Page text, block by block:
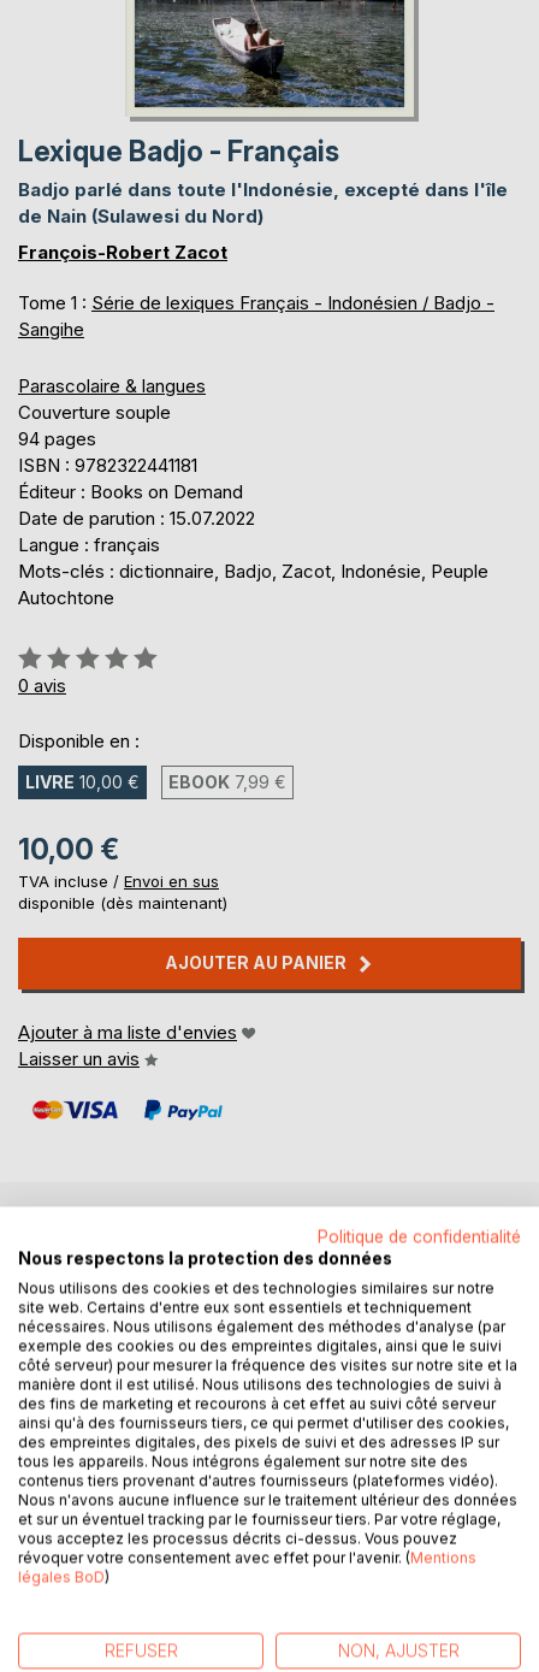
Lexique Badjo - Français
Badjo parlé dans toute l'Indonésie, excepté dans l'île
de Nain (Sulawesi du Nord)
François-Robert Zacot
Tome 1 : Série de lexiques Français - Indonésien / Badjo -
Sangihe
Parascolaire & langues
Couverture souple
94 pages
ISBN : 9782322441181
Éditeur : Books on Demand
Date de parution : 15.07.2022
Langue : français
Mots-clés : dictionnaire, Badjo, Zacot, Indonésie, Peuple
Autochtone
Évaluation:
0%
0 avis
Disponible en :
LIVRE 10,00 € EBOOK 7,99 €
10,00 €
TVA incluse / Envoi en sus
disponible (dès maintenant)
AJOUTER AU PANIER
Ajouter à ma liste d'envies
Laisser un avis
D'où vient ce peuple, nomade de la mer : les Badjos /
Sama ?
Mystérieux et inconnu, il vit sur toutes les mers d'Asie du
Sud-Est (en Indonésie, Philippines, Malaisie). On ne connaît
ni son histoire, ni son origine. L'aspect le plus fascinant est
le mode de vie originel des Badjos : la vie dans la pirogue,
bien que la plupart des Badjos vit dans des villages sur
pilotis, bâtis loin des rivages. Les Badjos (plus de 800 000
individus) possèdent une langue et une culture spécifiques.
Leur mode de vie hors du commun est le résultat d'une
adaptation parfaite avec le milieu marin. La sédentarisation
Poètes des mers, les Badjos sont un peuple en voie de
Politique de confidentialité
Nous respectons la protection des données
Nous utilisons des cookies et des technologies similaires sur notre
site web. Certains d'entre eux sont essentiels et techniquement
nécessaires. Nous utilisons également des méthodes d'analyse (par
exemple des cookies ou des empreintes digitales, ainsi que le suivi
côté serveur) pour mesurer la fréquence des visites sur notre site et la
manière dont il est utilisé. Nous utilisons des technologies de suivi à
des fins de marketing et recourons à cet effet au suivi côté serveur
ainsi qu'à des fournisseurs tiers, ce qui permet d'utiliser des cookies,
des empreintes digitales, des pixels de suivi et des adresses IP sur
tous les appareils. Nous intégrons également sur notre site des
contenus tiers provenant d'autres fournisseurs (plateformes vidéo).
Nous n'avons aucune influence sur le traitement ultérieur des données
et sur un éventuel tracking par le fournisseur tiers. Par votre réglage,
vous acceptez les processus décrits ci-dessus. Vous pouvez
révoquer votre consentement avec effet pour l'avenir. (Mentions
légales BoD)
REFUSER NON, AJUSTER